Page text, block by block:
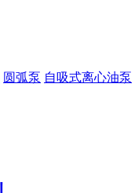
圆弧泵 自吸式离心油泵